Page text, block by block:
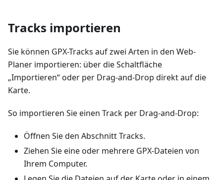
Tracks importieren
Sie können GPX-Tracks auf zwei Arten in den Web-
Planer importieren: über die Schaltfläche
„Importieren“ oder per Drag-and-Drop direkt auf die
Karte.
So importieren Sie einen Track per Drag-and-Drop:
Öffnen Sie den Abschnitt Tracks.
Ziehen Sie eine oder mehrere GPX-Dateien von
Ihrem Computer.